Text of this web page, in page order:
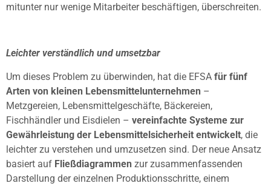
mitunter nur wenige Mitarbeiter beschäftigen, überschreiten.
Leichter verständlich und umsetzbar
Um dieses Problem zu überwinden, hat die EFSA für fünf
Arten von kleinen Lebensmittelunternehmen –
Metzgereien, Lebensmittelgeschäfte, Bäckereien,
Fischhändler und Eisdielen – vereinfachte Systeme zur
Gewährleistung der Lebensmittelsicherheit entwickelt, die
leichter zu verstehen und umzusetzen sind. Der neue Ansatz
basiert auf Fließdiagrammen zur zusammenfassenden
Darstellung der einzelnen Produktionsschritte, einem